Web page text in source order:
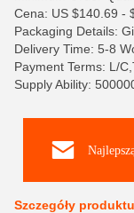
Cena: US $140.69 -
Packaging Details:
Delivery Time: 5-8
Payment Terms: L/
Supply Ability:
Szczegóły produktu